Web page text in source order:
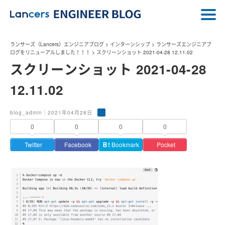
ランサーズ（Lancers）エンジニアブログ > インターンシップ > ランサーズエンジニアブ
ログをリニューアルしました！！！ > スクリーンショット 2021-04-28 12.11.02
スクリーンショット 2021-04-28
12.11.02
blog_admin｜2021年04月28日
0
Twitter
0
Facebook
0
Ｂ! Bookmark
0
Pocket